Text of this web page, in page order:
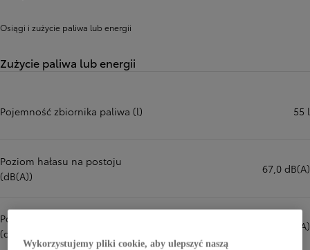
Osiągi i zużycie paliwa lub energii
Zużycie paliwa lub energii
Pojemność zbiornika paliwa (l) 55 l
Poziom hałasu na postoju
(dB(A))
67,0 dB(A)
Poziom hałasu podczas jazdy
(dB(A))
64,0 dB(A)
Wykorzystujemy pliki cookie, aby ulepszyć naszą